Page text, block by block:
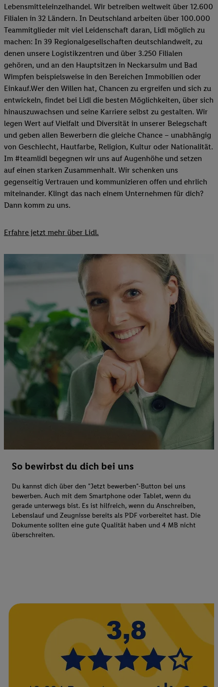
Lebensmitteleinzelhandel. Wir betreiben weltweit über 12.600
Filialen in 32 Ländern. In Deutschland arbeiten über 100.000
Teammitglieder mit viel Leidenschaft daran, Lidl möglich zu
machen: In 39 Regionalgesellschaften deutschlandweit, zu
denen unsere Logistikzentren und über 3.250 Filialen
gehören, und an den Hauptsitzen in Neckarsulm und Bad
Wimpfen beispielsweise in den Bereichen Immobilien oder
Einkauf.Wer den Willen hat, Chancen zu ergreifen und sich zu
entwickeln, findet bei Lidl die besten Möglichkeiten, über sich
hinauszuwachsen und seine Karriere selbst zu gestalten. Wir
legen Wert auf Vielfalt und Diversität in unserer Belegschaft
und geben allen Bewerbern die gleiche Chance – unabhängig
von Geschlecht, Hautfarbe, Religion, Kultur oder Nationalität.
Im #teamlidl begegnen wir uns auf Augenhöhe und setzen
auf einen starken Zusammenhalt. Wir schenken uns
gegenseitig Vertrauen und kommunizieren offen und ehrlich
miteinander. Klingt das nach einem Unternehmen für dich?
Dann komm zu uns.​
Erfahre jetzt mehr über Lidl.
So bewirbst du dich bei uns
Du kannst dich über den "Jetzt bewerben"-Button bei uns
bewerben. Auch mit dem Smartphone oder Tablet, wenn du
gerade unterwegs bist. Es ist hilfreich, wenn du Anschreiben,
Lebenslauf und Zeugnisse bereits als PDF vorbereitet hast. Die
Dokumente sollten eine gute Qualität haben und 4 MB nicht
überschreiten.